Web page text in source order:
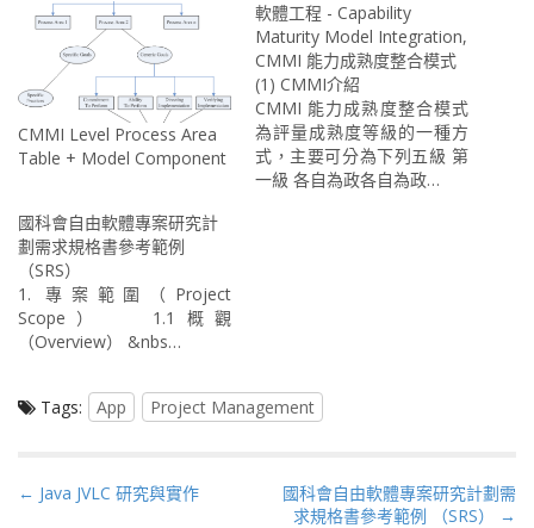
CMMI Level Process Area
Table + Model Component
軟體工程 - Capability
Maturity Model Integration,
CMMI 能力成熟度整合模式
(1) CMMI介紹
CMMI 能力成熟度整合模式
為評量成熟度等級的一種方
式，主要可分為下列五級 第
一級 各自為政各自為政…
國科會自由軟體專案研究計
劃需求規格書參考範例
（SRS）
1. 專案範圍（Project
Scope） 1.1概觀
（Overview） &nbs…
Tags: App Project Management
P
← Java JVLC 研究與實作
國科會自由軟體專案研究計劃需
求規格書參考範例 （SRS） →